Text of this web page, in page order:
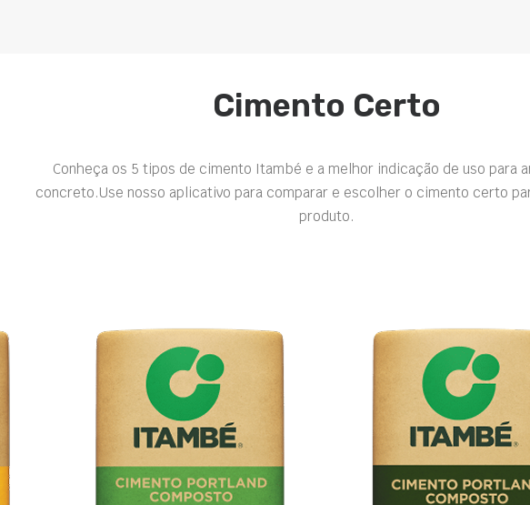
Cimento Certo
Conheça os 5 tipos de cimento Itambé e a melhor indicação de uso para
concreto.Use nosso aplicativo para comparar e escolher o cimento certo
produto.